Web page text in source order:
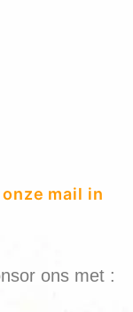
mail in
ons met :